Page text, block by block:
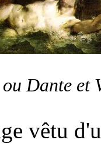
Dante et
vêtu